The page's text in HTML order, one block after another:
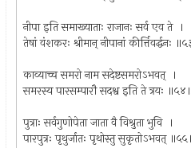
नीपा इति समाख्याताः राजानः सर्व एव ते ।
तेषां वंशकरः श्रीमान् नीपानां कीर्त्तिवर्द्धनः
काव्याच्च समरो नाम सदेष्टसमरोऽभवत् ।
समरस्य पारसम्पारौ सदश्व इति ते त्रयः ॥५४॥
पुत्राः सर्वगुणोपेता जाता वै विश्रुता भुवि ।
पारपुत्रः पृथुर्जातः पृथोस्तु सुकृतोऽभवत्